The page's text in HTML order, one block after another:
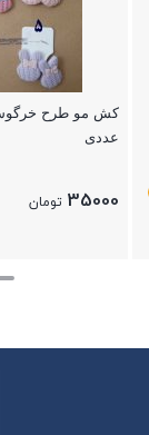
کش مو طرح خرگوش
عددی
35000 تومان